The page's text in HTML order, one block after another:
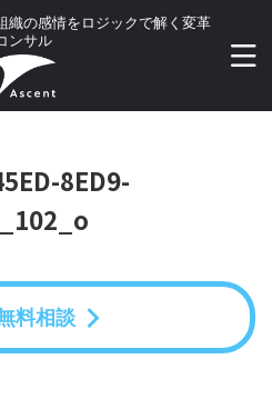
織の感情をロジックで解く変革
ンサル
8ED9-
料相談